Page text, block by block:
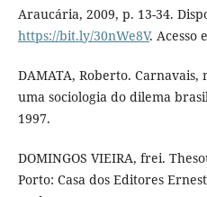
Araucária, 2009, p. 13-34.
https://bit.ly/30nWe8V. Acesso
DAMATA, Roberto.
uma sociologia do dilema
1997.
DOMINGOS VIEIRA, frei.
Porto: Casa dos Editores